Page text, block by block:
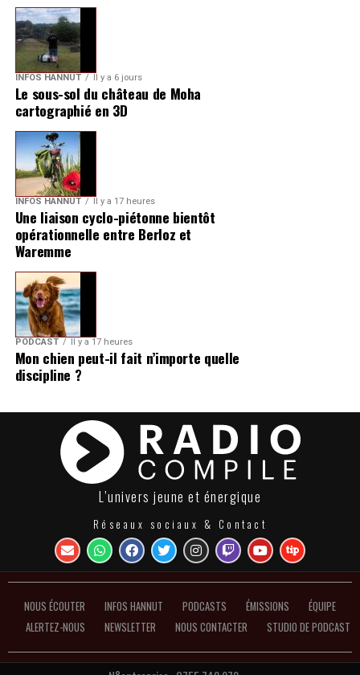
INFOS HANNUT Il y a 6 jours
Le sous-sol du château de Moha
cartographié en 3D
INFOS HANNUT Il y a 17 heures
Une liaison cyclo-piétonne bientôt
opérationnelle entre Berloz et
Waremme
PODCAST Il y a 17 heures
Mon chien peut-il fait n’importe quelle
discipline ?
L’univers jeune et énergique
Réseaux sociaux & Contact
NOUS ÉCOUTER INFOS HANNUT PODCASTS ÉMISSIONS
ÉQUIPE
ALERTEZ-NOUS
NEWSLETTER NOUS CONTACTER STUDIO DE PODCAST